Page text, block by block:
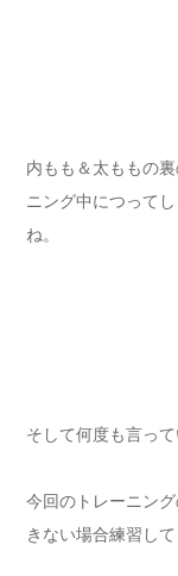
内もも＆太ももの
ニング中につって
ね。
そして何度も言って
今回のトレーニン
きない場合練習して